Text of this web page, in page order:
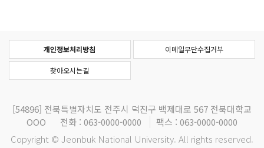
개인정보처리방침 이메일무단수집거부
찾아오시는길
[54896] 전북특별자치도 전주시 덕진구 백제대로 567 전북대학교
OOO
전화 : 063-0000-0000
팩스 : 063-0000-0000
Copyright © Jeonbuk National University. All rights reserved.